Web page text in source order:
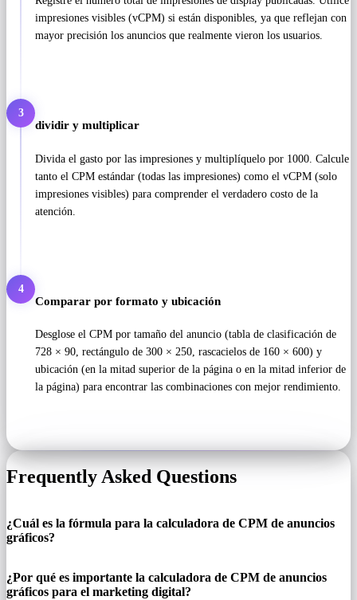
impresiones visibles (vCPM) si están disponibles, ya que reflejan con
mayor precisión los anuncios que realmente vieron los usuarios.
3
dividir y multiplicar
Divida el gasto por las impresiones y multiplíquelo por 1000. Calcule
tanto el CPM estándar (todas las impresiones) como el vCPM (solo
impresiones visibles) para comprender el verdadero costo de la
atención.
4
Comparar por formato y ubicación
Desglose el CPM por tamaño del anuncio (tabla de clasificación de
728 × 90, rectángulo de 300 × 250, rascacielos de 160 × 600) y
ubicación (en la mitad superior de la página o en la mitad inferior de
la página) para encontrar las combinaciones con mejor rendimiento.
Frequently Asked Questions
¿Cuál es la fórmula para la calculadora de CPM de anuncios
gráficos?
¿Por qué es importante la calculadora de CPM de anuncios
gráficos para el marketing digital?